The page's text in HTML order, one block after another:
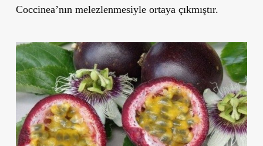
Coccinea’nın melezlenmesiyle ortaya çıkmıştır.